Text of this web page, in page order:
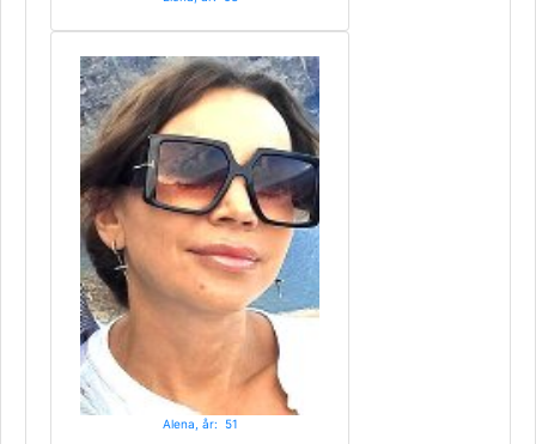
Alena, år: 51